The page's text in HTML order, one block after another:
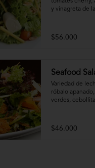
y vinagreta de
$56.000
Seafood
Variedad de
róbalo
verdes,
$46.000